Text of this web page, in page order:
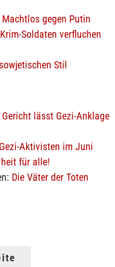
Machtlos gegen Putin
Soldaten verfluchen
Stil
Gericht lässt Gezi-Anklage
Aktivisten im Juni
für alle!
Die Väter der Toten